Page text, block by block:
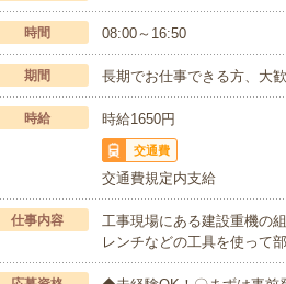
時間 08:00～16:50
期間 長期でお仕事できる方、大歓
時給 時給1650円
交通費
交通費規定内支給
仕事内容
工事現場にある建設重機の
レンチなどの工具を使って